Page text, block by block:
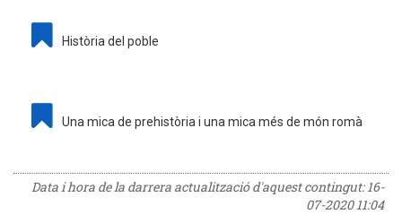
Història del poble
Una mica de prehistòria i una mica més de món romà
Data i hora de la darrera actualització d'aquest contingut:16-
07-2020 11:04